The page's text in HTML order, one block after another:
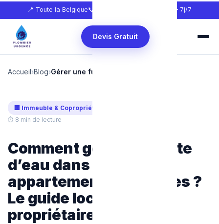
📍 Toute la Belgique📞 🕐 24h/24 — 7j/7
Devis Gratuit
Accueil›Blog›Gérer une fuite en appartement
🏢 Immeuble & Copropriété
⏱ 8 min de lecture
Comment gérer une fuite
d’eau dans un
appartement à Bruxelles ?
Le guide locataires et
propriétaires